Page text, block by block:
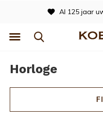
Al 125 jaar
Horloge